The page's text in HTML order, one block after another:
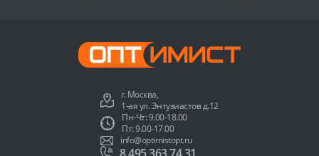
г. Москва,
1-ая ул. Энтузиастов д.12
Пн-Чт: 9.00-18.00
Пт: 9.00-17.00
info@optimistopt.ru